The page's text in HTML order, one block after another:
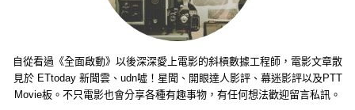
自從看過《全面啟動》以後深深愛上電影的斜槓數據工程師，電影文章散
見於 ETtoday 新聞雲、udn噓！星聞、開眼達人影評、幕迷影評以及PTT
Movie板。不只電影也會分享各種有趣事物，有任何想法歡迎留言私訊。